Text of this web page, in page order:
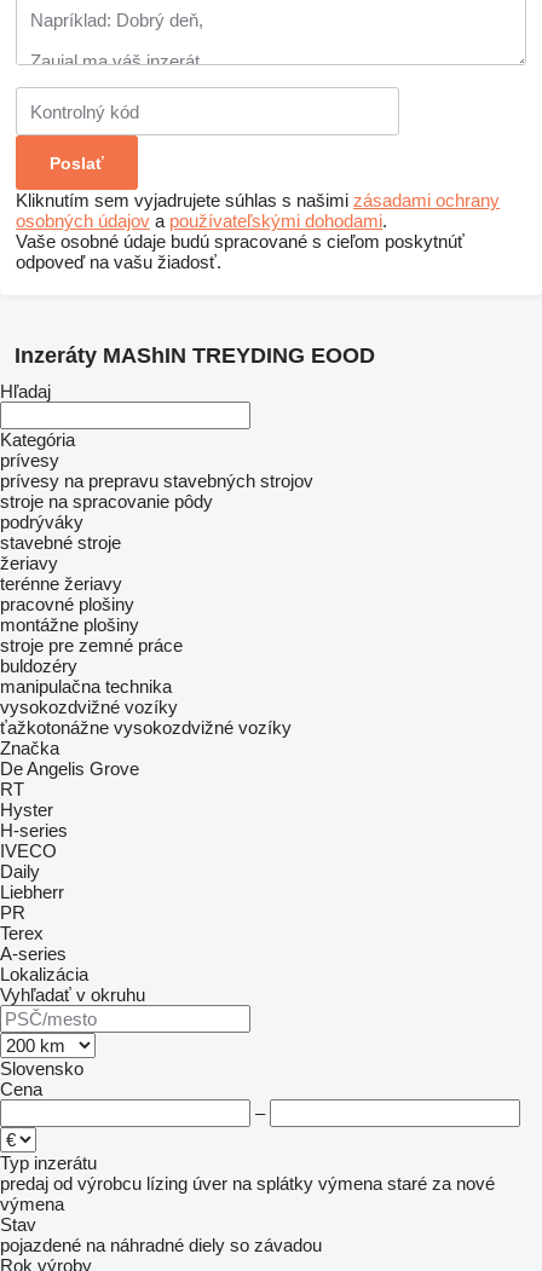
Kliknutím sem vyjadrujete súhlas s našimi zásadami ochrany
osobných údajov a používateľskými dohodami.
Vaše osobné údaje budú spracované s cieľom poskytnúť
odpoveď na vašu žiadosť.
Inzeráty MAShIN TREYDING EOOD
Hľadaj
Kategória
prívesy
prívesy na prepravu stavebných strojov
stroje na spracovanie pôdy
podrýváky
stavebné stroje
žeriavy
terénne žeriavy
pracovné plošiny
montážne plošiny
stroje pre zemné práce
buldozéry
manipulačna technika
vysokozdvižné vozíky
ťažkotonážne vysokozdvižné vozíky
Značka
De Angelis Grove
RT
Hyster
H-series
IVECO
Daily
Liebherr
PR
Terex
A-series
Lokalizácia
Vyhľadať v okruhu
Slovensko
Cena
–
Typ inzerátu
predaj od výrobcu lízing úver na splátky výmena staré za nové
výmena
Stav
pojazdené na náhradné diely so závadou
Rok výroby